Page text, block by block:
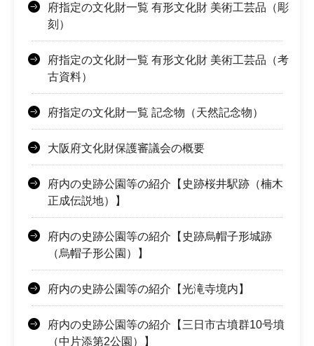
府指定の文化財一覧 有形文化財 美術工芸品（彫
刻）
府指定の文化財一覧 有形文化財 美術工芸品（考
古資料）
府指定の文化財一覧 記念物（天然記念物）
大阪府文化財保護審議会の概要
府内の史跡公園等の紹介【史跡桜井駅跡（楠木
正成伝説地）】
府内の史跡公園等の紹介【史跡烏帽子形城跡
（烏帽子形公園）】
府内の史跡公園等の紹介【光滝寺境内】
府内の史跡公園等の紹介【三日市古墳群10号墳
（中片添第2公園）】